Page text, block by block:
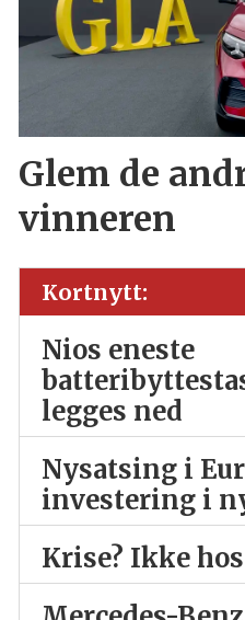
Glem de
vinneren
Kortnytt:
Nios eneste
legges ned
Nysatsing i
investering i
Krise? Ikke